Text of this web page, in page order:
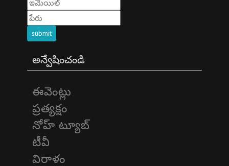
submit
అన్వేషించండి
ఈవెంట్లు
ప్రత్యక్షం
నోహ్ ట్యూబ్
టీవీ
విరాళం